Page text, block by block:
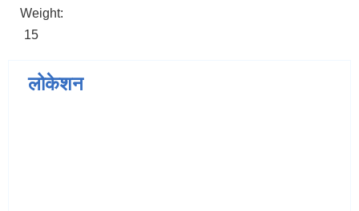
Weight:
15
लोकेशन